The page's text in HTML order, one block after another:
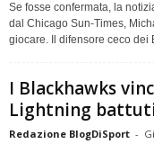
Se fosse confermata, la
dal Chicago Sun-Times,
giocare. Il difensore ceco dei
I Blackhawks
Lightning
Redazione BlogDiSport -